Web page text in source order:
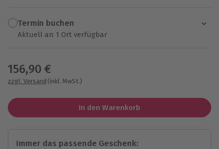
Termin buchen
Aktuell an 1 Ort verfügbar
156,90 €
zzgl. Versand (inkl. MwSt.)
In den Warenkorb
Immer das passende Geschenk: